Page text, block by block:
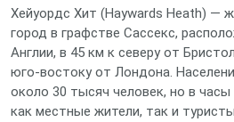
Хейуордс Хит (Haywards Heath) —
город в графстве Сассекс,
Англии, в 45 км к северу от
юго‑востоку от Лондона.
около 30 тысяч человек, но в
как местные жители, так и